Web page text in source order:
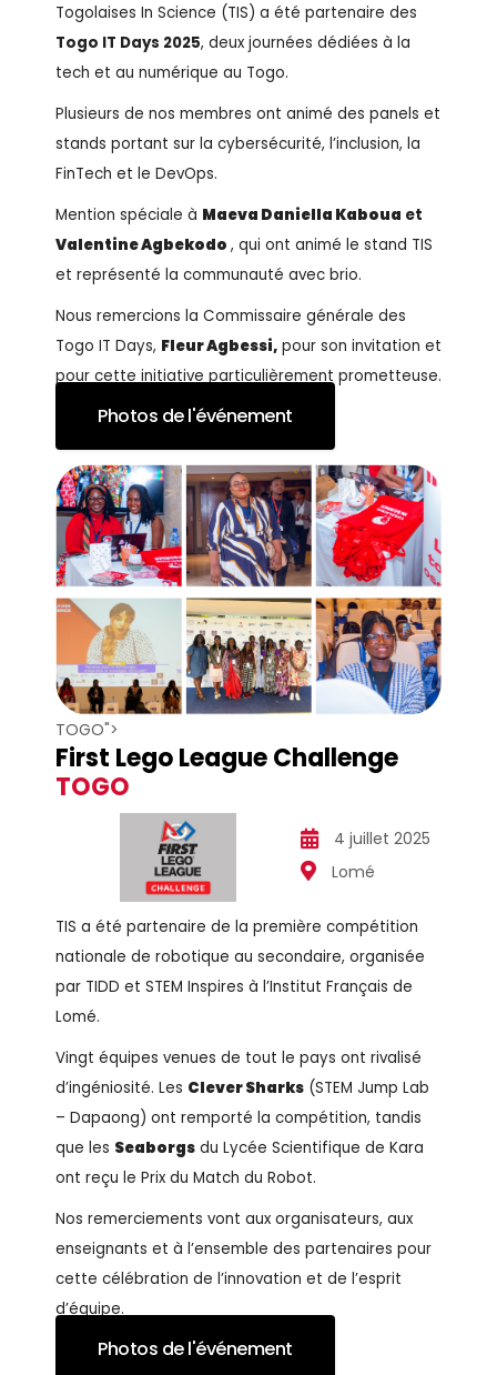
Togolaises In Science (TIS) a été partenaire des
Togo IT Days 2025, deux journées dédiées à la
tech et au numérique au Togo.
Plusieurs de nos membres ont animé des panels et
stands portant sur la cybersécurité, l’inclusion, la
FinTech et le DevOps.
Mention spéciale à Maeva Daniella Kaboua et
Valentine Agbekodo , qui ont animé le stand TIS
et représenté la communauté avec brio.
Nous remercions la Commissaire générale des
Togo IT Days, Fleur Agbessi, pour son invitation et
pour cette initiative particulièrement prometteuse.
Photos de l'événement
TOGO">
First Lego League Challenge
TOGO
4 juillet 2025
Lomé
TIS a été partenaire de la première compétition
nationale de robotique au secondaire, organisée
par TIDD et STEM Inspires à l’Institut Français de
Lomé.
Vingt équipes venues de tout le pays ont rivalisé
d’ingéniosité. Les Clever Sharks (STEM Jump Lab
– Dapaong) ont remporté la compétition, tandis
que les Seaborgs du Lycée Scientifique de Kara
ont reçu le Prix du Match du Robot.
Nos remerciements vont aux organisateurs, aux
enseignants et à l’ensemble des partenaires pour
cette célébration de l’innovation et de l’esprit
d’équipe.
Photos de l'événement